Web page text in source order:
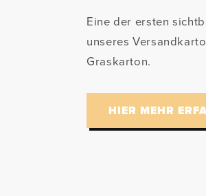
Eine der ersten
unseres
Graskarton.
HIER MEHR